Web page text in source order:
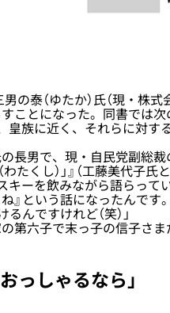
泰（ゆたか）氏（現・株
ことになった。同書では次
皇族に近く、それらに対
長男で、現・自民党副総
（わたくし）」』（工藤美代子
キーを飲みながら語らっ
』という話になったんです
んですけれど（笑）」
第六子で末っ子の信子さま
っしゃるなら」